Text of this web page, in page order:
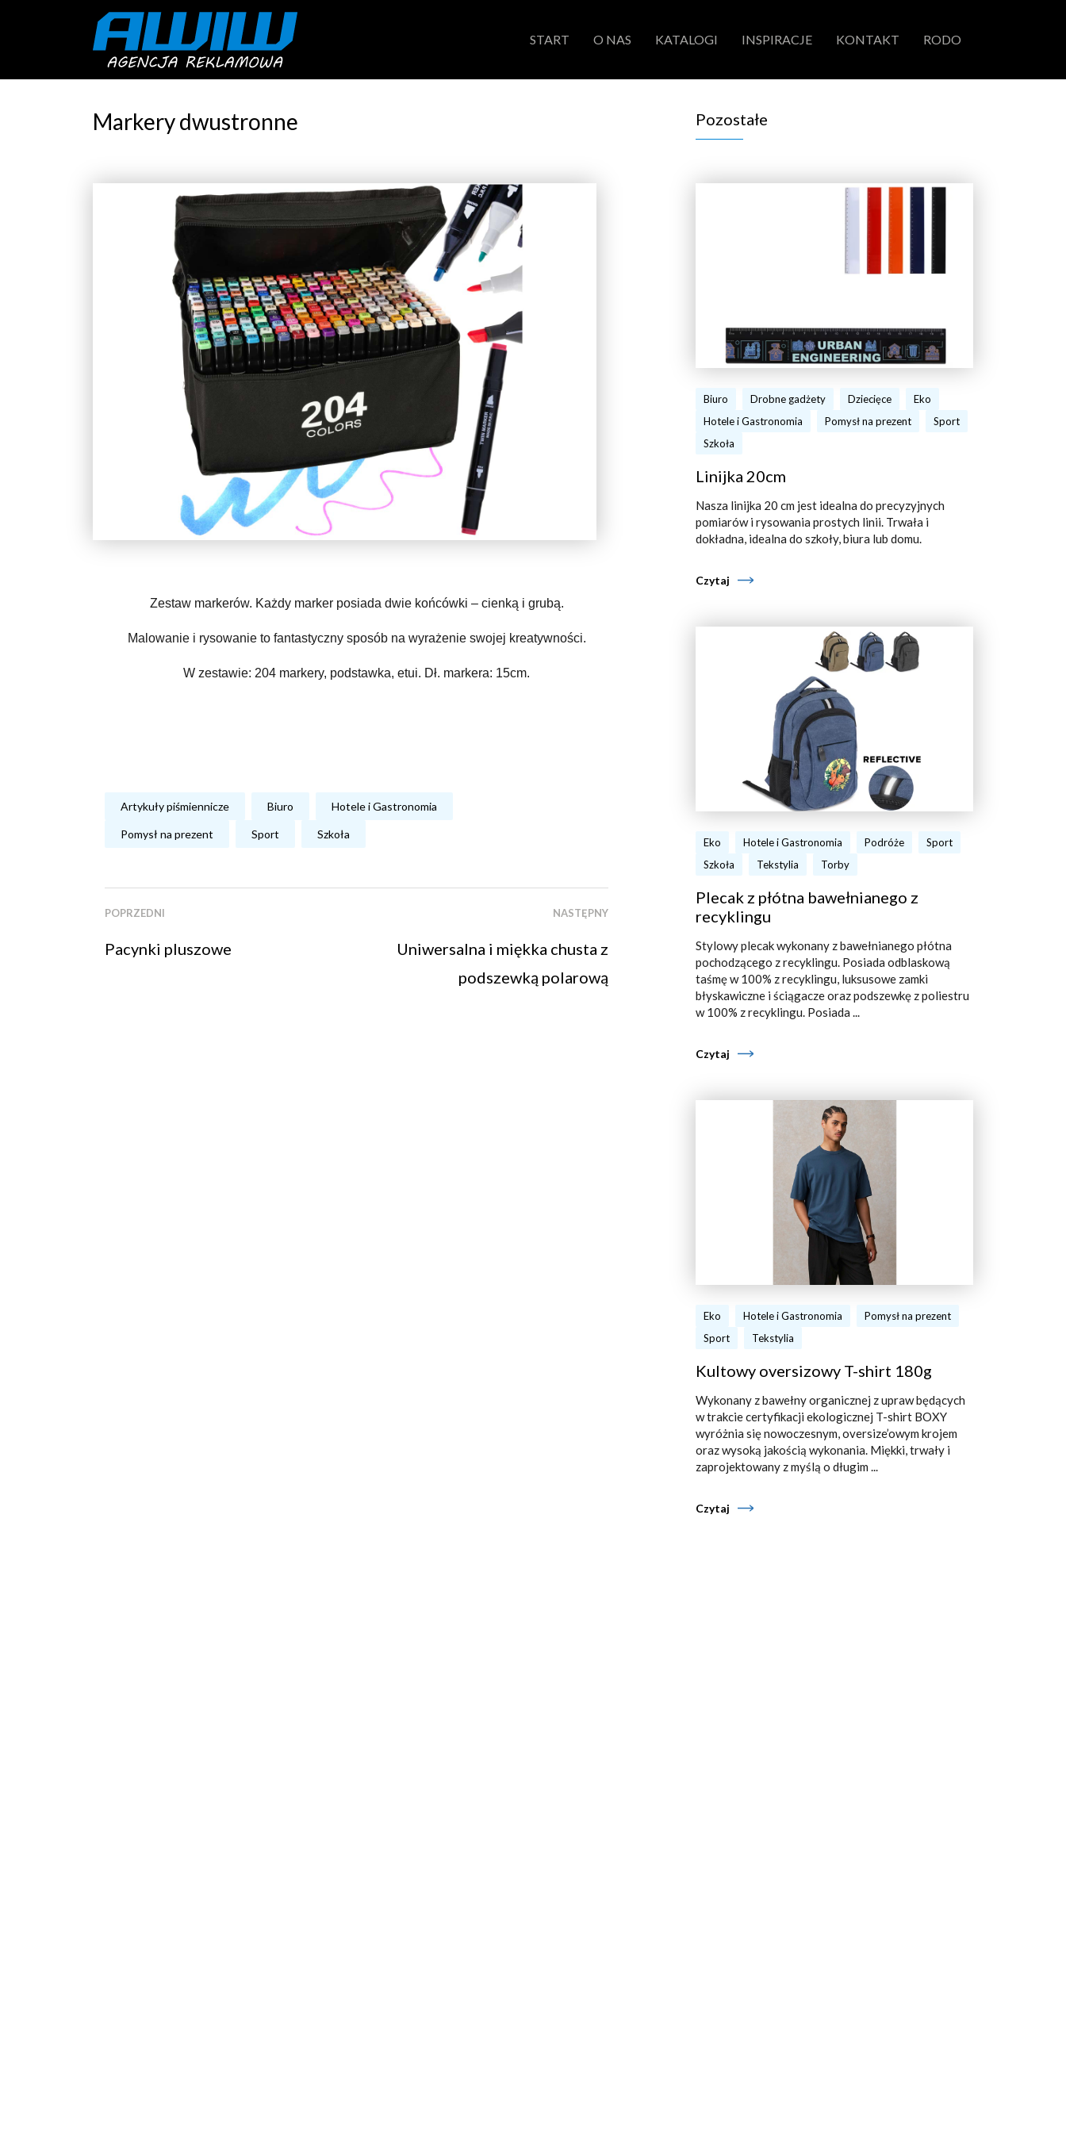
START O NAS KATALOGI INSPIRACJE KONTAKT RODO
Markery dwustronne
Zestaw markerów. Każdy marker posiada dwie końcówki – cienką i grubą.
Malowanie i rysowanie to fantastyczny sposób na wyrażenie swojej kreatywności.
W zestawie: 204 markery, podstawka, etui. Dł. markera: 15cm.
Artykuły piśmiennicze Biuro Hotele i Gastronomia
Pomysł na prezent Sport Szkoła
POPRZEDNI
Pacynki pluszowe
NASTĘPNY
Uniwersalna i miękka chusta z
podszewką polarową
Pozostałe
Biuro Drobne gadżety Dziecięce
Eko
Hotele i Gastronomia
Pomysł na prezent
Sport
Szkoła
Linijka 20cm
Nasza linijka 20 cm jest idealna do precyzyjnych
pomiarów i rysowania prostych linii. Trwała i
dokładna, idealna do szkoły, biura lub domu.
Czytaj
Eko Hotele i Gastronomia Podróże
Sport
Szkoła
Tekstylia Torby
Plecak z płótna bawełnianego z
recyklingu
Stylowy plecak wykonany z bawełnianego płótna
pochodzącego z recyklingu. Posiada odblaskową
taśmę w 100% z recyklingu, luksusowe zamki
błyskawiczne i ściągacze oraz podszewkę z poliestru
w 100% z recyklingu. Posiada ...
Czytaj
Eko Hotele i Gastronomia
Pomysł na prezent
Sport
Tekstylia
Kultowy oversizowy T-shirt 180g
Wykonany z bawełny organicznej z upraw będących
w trakcie certyfikacji ekologicznej T-shirt BOXY
wyróżnia się nowoczesnym, oversize’owym krojem
oraz wysoką jakością wykonania. Miękki, trwały i
zaprojektowany z myślą o długim ...
Czytaj